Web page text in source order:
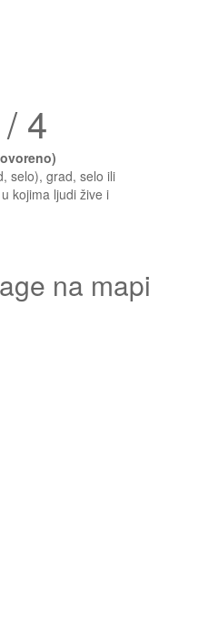
4
selo), grad, selo ili
kojima ljudi žive i
na mapi